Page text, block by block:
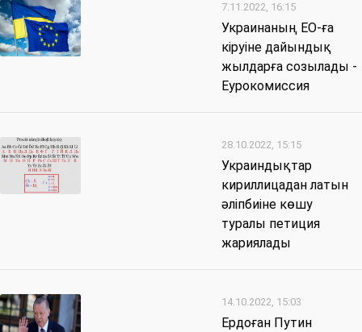
7.11.2022, 16:15
Украинаның ЕО-ға
кіруіне дайындық
жылдарға созылады -
Еурокомиссия
28.10.2022, 15:15
Украиндықтар
кириллицадан латын
әліпбиіне көшу
туралы петиция
жариялады
14.10.2022, 15:03
Ердоған Путин